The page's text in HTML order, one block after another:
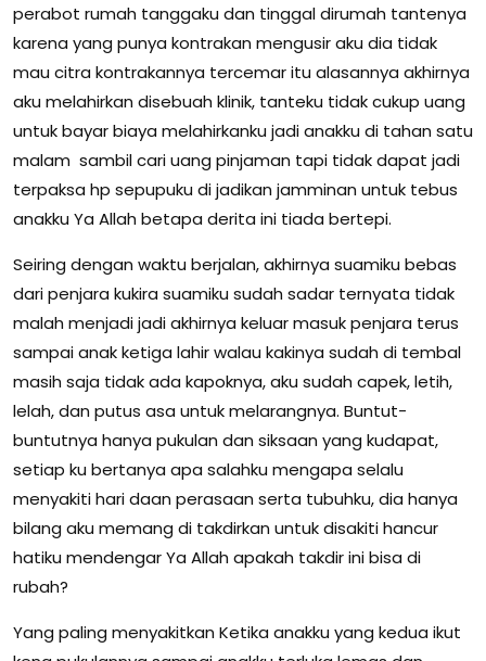
perabot rumah tanggaku dan tinggal dirumah tantenya
karena yang punya kontrakan mengusir aku dia tidak
mau citra kontrakannya tercemar itu alasannya akhirnya
aku melahirkan disebuah klinik, tanteku tidak cukup uang
untuk bayar biaya melahirkanku jadi anakku di tahan satu
malam sambil cari uang pinjaman tapi tidak dapat jadi
terpaksa hp sepupuku di jadikan jamminan untuk tebus
anakku Ya Allah betapa derita ini tiada bertepi.
Seiring dengan waktu berjalan, akhirnya suamiku bebas
dari penjara kukira suamiku sudah sadar ternyata tidak
malah menjadi jadi akhirnya keluar masuk penjara terus
sampai anak ketiga lahir walau kakinya sudah di tembal
masih saja tidak ada kapoknya, aku sudah capek, letih,
lelah, dan putus asa untuk melarangnya. Buntut-
buntutnya hanya pukulan dan siksaan yang kudapat,
setiap ku bertanya apa salahku mengapa selalu
menyakiti hari daan perasaan serta tubuhku, dia hanya
bilang aku memang di takdirkan untuk disakiti hancur
hatiku mendengar Ya Allah apakah takdir ini bisa di
rubah?
Yang paling menyakitkan Ketika anakku yang kedua ikut